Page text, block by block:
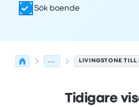
Sök boende
... LIVINGSTONE
Tidigare